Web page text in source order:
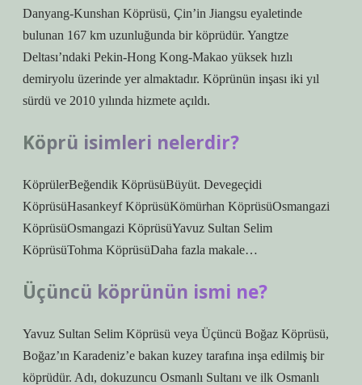
Danyang-Kunshan Köprüsü, Çin’in Jiangsu eyaletinde
bulunan 167 km uzunluğunda bir köprüdür. Yangtze
Deltası’ndaki Pekin-Hong Kong-Makao yüksek hızlı
demiryolu üzerinde yer almaktadır. Köprünün inşası iki yıl
sürdü ve 2010 yılında hizmete açıldı.
Köprü isimleri nelerdir?
KöprülerBeğendik KöprüsüBüyüt. Devegeçidi
KöprüsüHasankeyf KöprüsüKömürhan KöprüsüOsmangazi
KöprüsüOsmangazi KöprüsüYavuz Sultan Selim
KöprüsüTohma KöprüsüDaha fazla makale…
Üçüncü köprünün ismi ne?
Yavuz Sultan Selim Köprüsü veya Üçüncü Boğaz Köprüsü,
Boğaz’ın Karadeniz’e bakan kuzey tarafına inşa edilmiş bir
köprüdür. Adı, dokuzuncu Osmanlı Sultanı ve ilk Osmanlı